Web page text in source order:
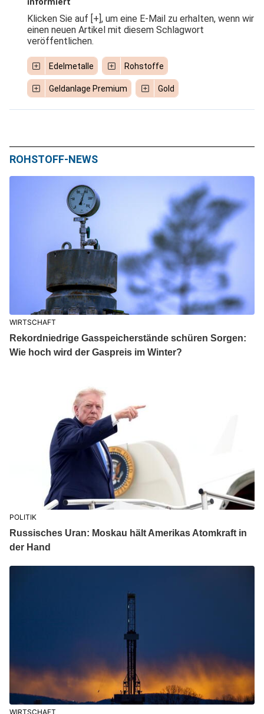
Klicken Sie auf [+], um eine E-Mail zu erhalten, wenn wir
einen neuen Artikel mit diesem Schlagwort
veröffentlichen.
Edelmetalle Rohstoffe
Geldanlage Premium Gold
ROHSTOFF-NEWS
WIRTSCHAFT
Rekordniedrige Gasspeicherstände schüren Sorgen:
Wie hoch wird der Gaspreis im Winter?
POLITIK
Russisches Uran: Moskau hält Amerikas Atomkraft in
der Hand
WIRTSCHAFT